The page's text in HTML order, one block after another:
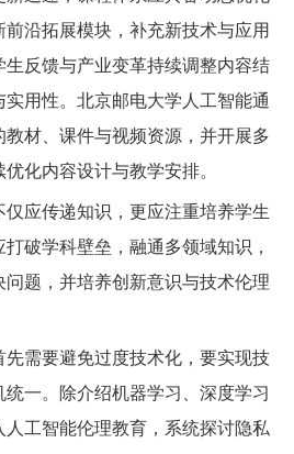
沿拓展模块，补充新技术与应用
反馈与产业变革持续调整内容结
用性。北京邮电大学人工智能通
材、课件与视频资源，并开展多
化内容设计与教学安排。
应传递知识，更应注重培养学生
破学科壁垒，融通多领域知识，
题，并培养创新意识与技术伦理
需要避免过度技术化，要实现技
一。除介绍机器学习、深度学习
工智能伦理教育，系统探讨隐私